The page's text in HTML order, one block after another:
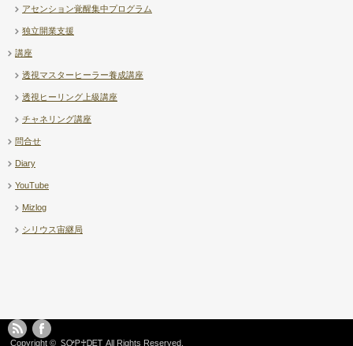
アセンション覚醒集中プログラム
独立開業支援
講座
透視マスターヒーラー養成講座
透視ヒーリング上級講座
チャネリング講座
問合せ
Diary
YouTube
Mizlog
シリウス宙継局
Copyright ©ᏚᎤᏢ♰ᎠᎬᎢ All Rights Reserved.